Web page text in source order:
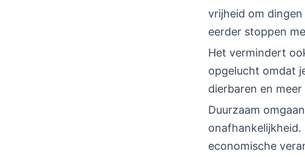
vrijheid om
eerder stoppen
Het vermindert
opgelucht omdat
dierbaren en
Duurzaam
economische